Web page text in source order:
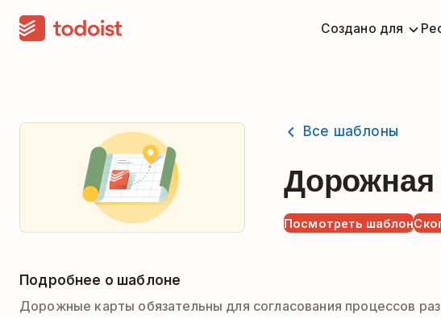
Создано для
Все шаблоны
Дорожная
Посмотреть шаблон
Подробнее о шаблоне
Дорожные карты обязательны для согласования процессов